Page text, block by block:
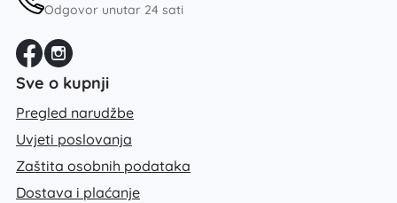
Odgovor unutar 24 sati
Sve o kupnji
Pregled narudžbe
Uvjeti poslovanja
Zaštita osobnih podataka
Dostava i plaćanje